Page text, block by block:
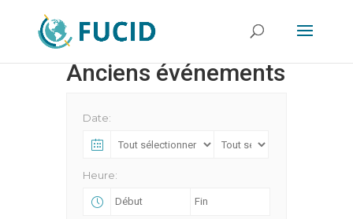
Anciens événements
Date:
Heure: